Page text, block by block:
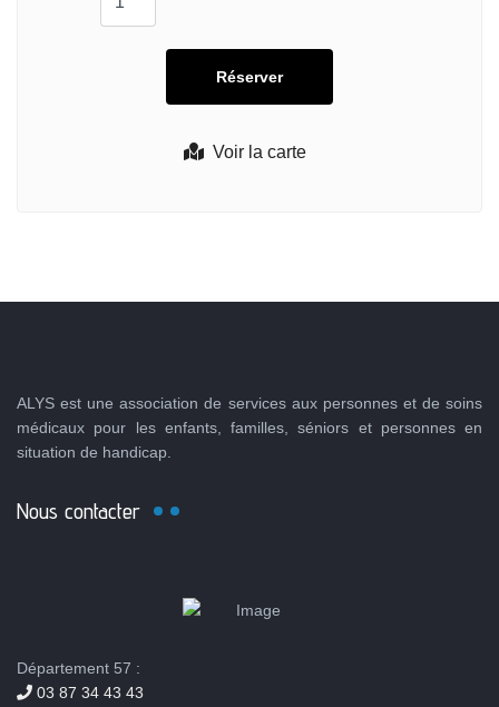
Voir la carte
ALYS est une association de services aux personnes et de soins
médicaux pour les enfants, familles, séniors et personnes en
situation de handicap.
Nous contacter
Département 57 :
03 87 34 43 43